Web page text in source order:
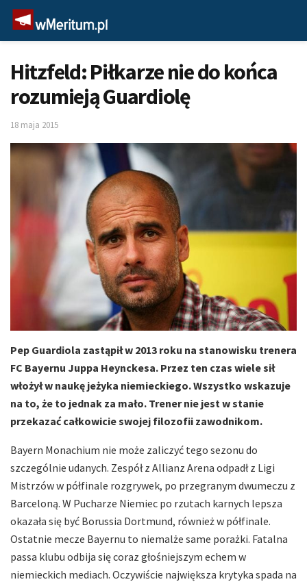
Hitzfeld: Piłkarze nie do końca
rozumieją Guardiolę
18 maja 2015
Pep Guardiola zastąpił w 2013 roku na stanowisku trenera
FC Bayernu Juppa Heynckesa. Przez ten czas wiele sił
włożył w naukę jeżyka niemieckiego. Wszystko wskazuje
na to, że to jednak za mało. Trener nie jest w stanie
przekazać całkowicie swojej filozofii zawodnikom.
Bayern Monachium nie może zaliczyć tego sezonu do
szczególnie udanych. Zespół z Allianz Arena odpadł z Ligi
Mistrzów w półfinale rozgrywek, po przegranym dwumeczu z
Barceloną. W Pucharze Niemiec po rzutach karnych lepsza
okazała się być Borussia Dortmund, również w półfinale.
Ostatnie mecze Bayernu to niemalże same porażki. Fatalna
passa klubu odbija się coraz głośniejszym echem w
niemieckich mediach. Oczywiście największa krytyka spada na